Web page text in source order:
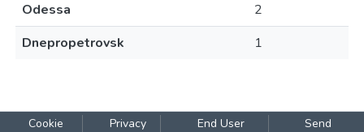
Odessa
2
Dnepropetrovsk
1
Cookie
Privacy
End User
Send